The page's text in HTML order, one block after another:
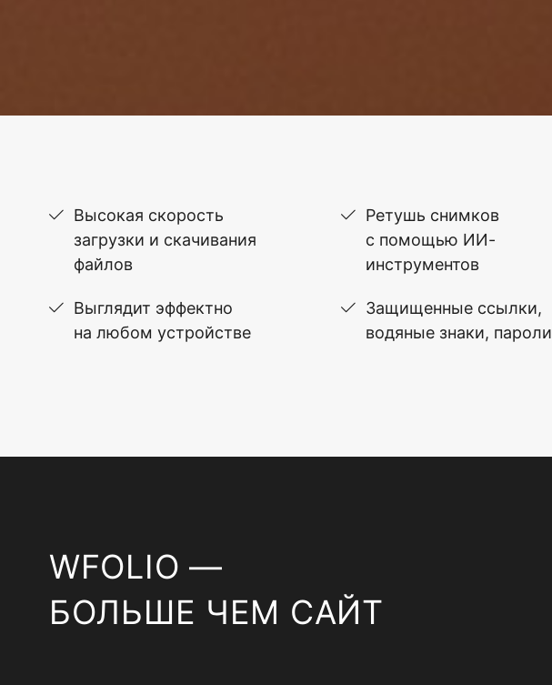
Высокая скорость
загрузки и скачивания
файлов
Выглядит эффектно
на любом устройстве
Ретушь снимков
с помощью ИИ-
инструментов
Защищенные ссылки,
водяные знаки, пароли
WFOLIO —
БОЛЬШЕ ЧЕМ САЙТ